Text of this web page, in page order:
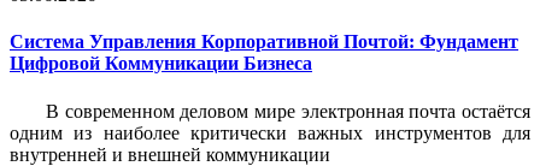
Система Управления Корпоративной Почтой: Фундамент
Цифровой Коммуникации Бизнеса
В современном деловом мире электронная почта остаётся
одним из наиболее критически важных инструментов для
внутренней и внешней коммуникации